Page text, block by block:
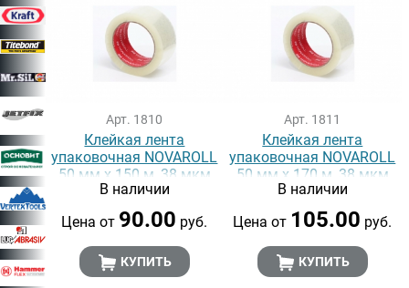
Арт. 1810
Клейкая лента
упаковочная NOVAROLL
50 мм х 150 м, 38 мкм
В наличии
Цена от 90.00 руб.
КУПИТЬ
Арт. 1811
Клейкая лента
упаковочная NOVAROLL
50 мм х 170 м, 38 мкм
В наличии
Цена от 105.00 руб.
КУПИТЬ